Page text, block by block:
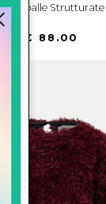
Pull Spalle Strutturate
€ 88.00